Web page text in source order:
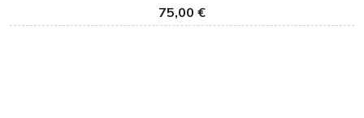
75,00 €